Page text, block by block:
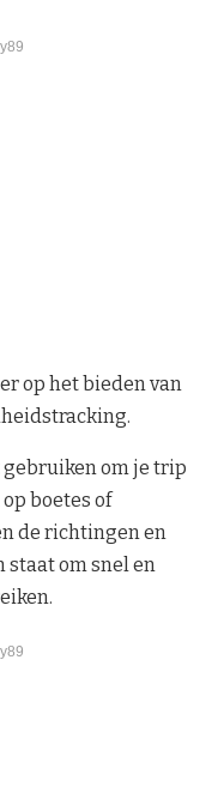
op het bieden van
om je trip
boetes of
de richtingen en
staat om snel en